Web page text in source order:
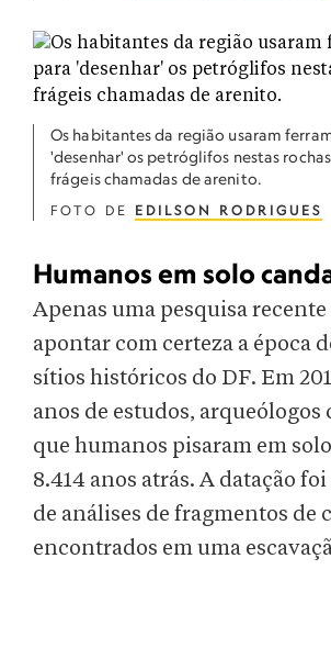
Os habitantes da região usaram
'desenhar' os petróglifos nestas rochas
frágeis chamadas de arenito.
FOTO DE EDILSON RODRIGUES
Humanos em solo
Apenas uma pesquisa
apontar com certeza a época
sítios históricos do DF. Em
anos de estudos,
que humanos pisaram em
8.414 anos atrás. A datação
de análises de fragmentos de
encontrados em uma